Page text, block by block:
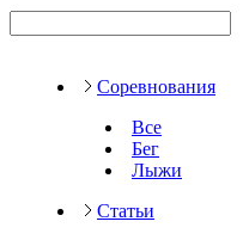
Соревнования
Все
Бег
Лыжи
Статьи